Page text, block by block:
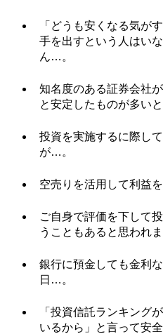
「どうも安くなる気が
手を出すという人はい
ん…。
知名度のある証券会社
と安定したものが多い
投資を実施するに際し
が…。
空売りを活用して利益
ご自身で評価を下して
うこともあると思われ
銀行に預金しても金利
日…。
「投資信託ランキング
いるから」と言って安